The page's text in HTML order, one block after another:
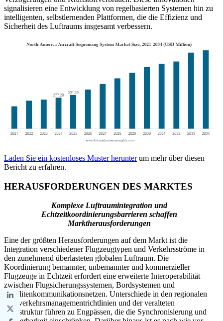
signalisieren eine Entwicklung von regelbasierten Systemen hin zu
intelligenten, selbstlernenden Plattformen, die die Effizienz und
Sicherheit des Luftraums insgesamt verbessern.
Laden Sie ein kostenloses Muster herunterum mehr über diesen
Bericht zu erfahren.
HERAUSFORDERUNGEN DES MARKTES
Komplexe Luftraumintegration und
Echtzeitkoordinierungsbarrieren schaffen
Marktherausforderungen
Eine der größten Herausforderungen auf dem Markt ist die
Integration verschiedener Flugzeugtypen und Verkehrsströme in
den zunehmend überlasteten globalen Luftraum. Die
Koordinierung bemannter, unbemannter und kommerzieller
Flugzeuge in Echtzeit erfordert eine erweiterte Interoperabilität
zwischen Flugsicherungssystemen, Bordsystemen und
Satellitenkommunikationsnetzen. Unterschiede in den regionalen
Flugverkehrsmanagementrichtlinien und der veralteten
Infrastruktur führen zu Engpässen, die die Synchronisierung und